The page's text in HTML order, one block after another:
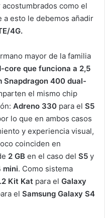
como el
a esto le debemos añadir
4G.
mayor de la familia
core que funciona a 2,5
Snapdragon 400 dual-
el mismo chip
Adreno 330 para el S5
lo que en ambos casos
y experiencia visual,
coinciden en
2 GB en el caso del S5 y
mini. Como sistema
Kit Kat para el Galaxy
el Samsung Galaxy S4